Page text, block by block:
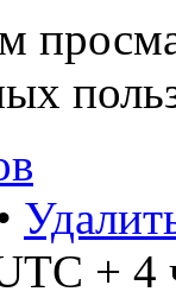
+ 4